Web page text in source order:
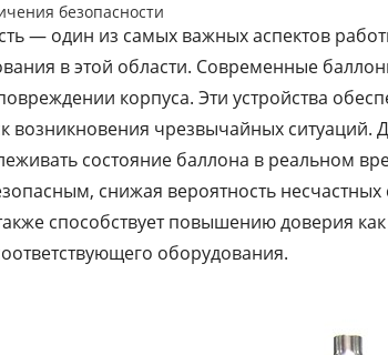
безопасности
— один из самых важных аспектов
в этой области. Современные
корпуса. Эти устройства
возникновения чрезвычайных ситуаций.
состояние баллона в реальном
снижая вероятность
способствует повышению доверия
оборудования.